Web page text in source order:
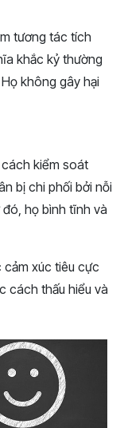
tương tác tích
khắc kỷ thường
không gây hại
kiểm soát
bị chi phối bởi nỗi
họ bình tĩnh và
xúc tiêu cực
cách thấu hiểu và